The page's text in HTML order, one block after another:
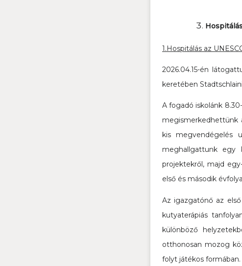
1.Hospitálás az
2026.04.15-én
keretében
A fogadó iskolánk
megismerkedhettünk
kis megvendégelés
meghallgattunk egy
projektekről, majd
első és második
Az igazgatónő az
kutyaterápiás
különböző
otthonosan mozog
folyt játékos formában.